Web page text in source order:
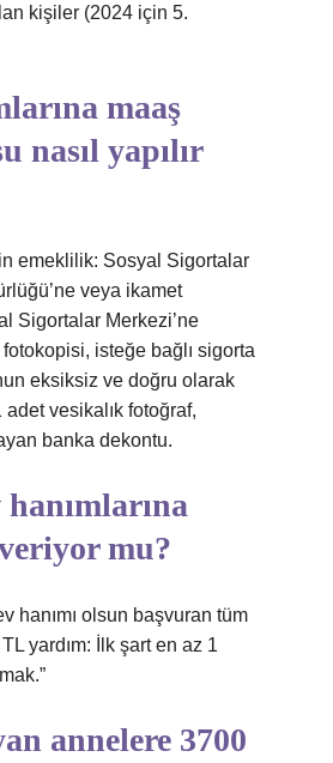
kişiler (2024 için 5.
maaş
nasıl yapılır
emeklilik: Sosyal Sigortalar
veya ikamet
Sigortalar Merkezi’ne
isteğe bağlı sigorta
eksiksiz ve doğru olarak
adet vesikalık fotoğraf,
banka dekontu.
mu?
hanımı olsun başvuran tüm
yardım: İlk şart en az 1
annelere 3700